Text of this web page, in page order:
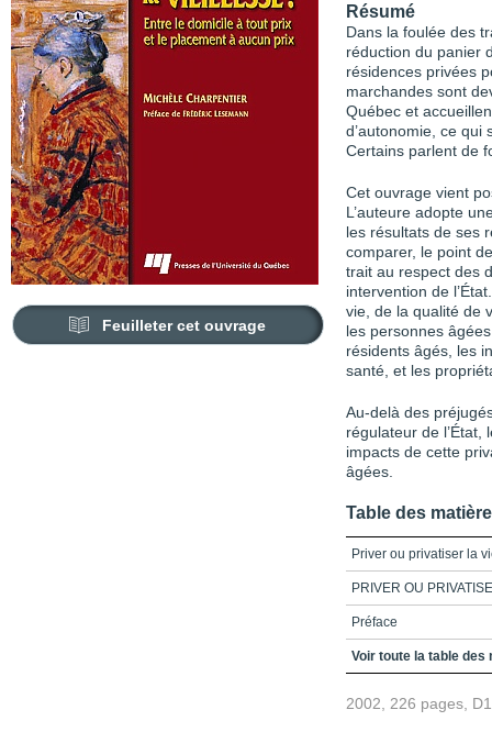
Feuilleter cet ouvrage
Résumé
Dans la foulée des
réduction du panier
résidences privées
marchandes sont
Québec et
d’autonomie, ce qui
Certains parlent de
Cet ouvrage vient
L’auteure adopte
les résultats de ses
comparer, le point
trait au respect des
intervention de
vie, de la qualité de
les personnes
résidents âgés, les
santé, et les
Au-delà des
régulateur de
impacts de cette
âgées.
Table des
Priver ou privatiser la
PRIVER OU
Préface
Table des matières
Voir toute la table des
2002, 226 pages,